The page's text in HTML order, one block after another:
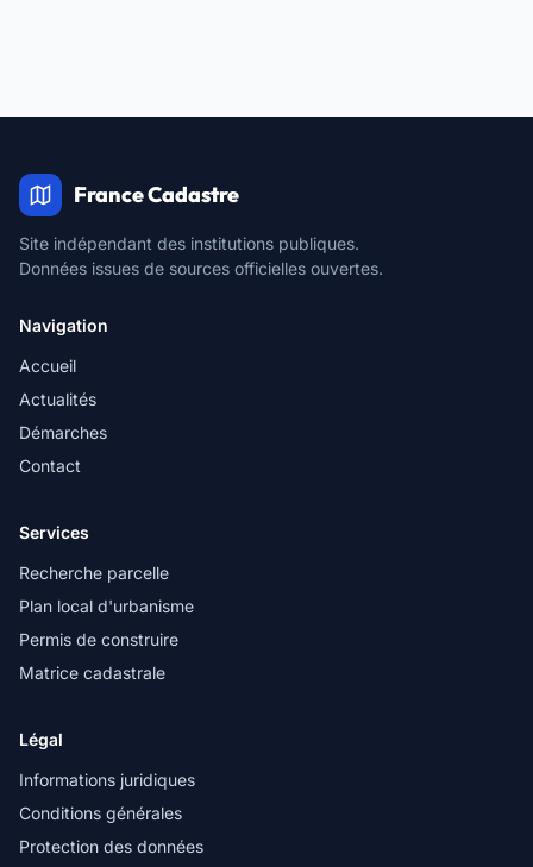
France Cadastre
Site indépendant des institutions publiques.
Données issues de sources officielles ouvertes.
Navigation
Accueil
Actualités
Démarches
Contact
Services
Recherche parcelle
Plan local d'urbanisme
Permis de construire
Matrice cadastrale
Légal
Informations juridiques
Conditions générales
Protection des données